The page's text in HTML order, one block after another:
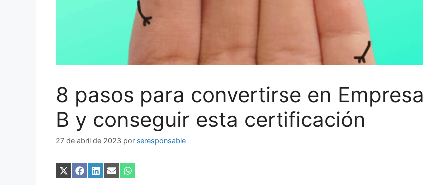
8 pasos para convertirse en Empresa
B y conseguir esta certificación
27 de abril de 2023 por seresponsable
Compartir
Compartir
Compartir
Compartir
Compartir